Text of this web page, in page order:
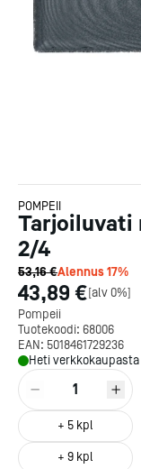
POMPEII
Tarjoiluvati
2/4
53,16 €Alennus17%
43,89 €[alv 0%]
Pompeii
Tuotekoodi: 68006
EAN: 5018461729236
Heti
1
+ 5 kpl
+ 9 kpl